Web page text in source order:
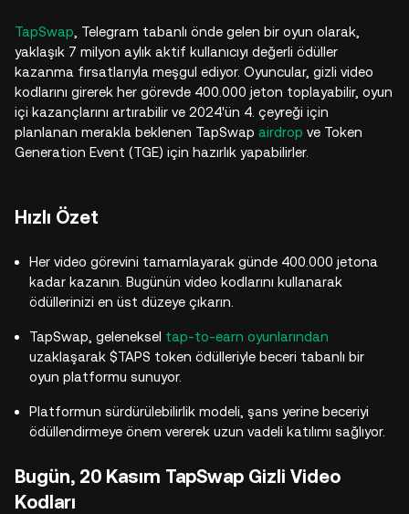
TapSwap , Telegram tabanlı önde gelen bir oyun olarak,
yaklaşık 7 milyon aylık aktif kullanıcıyı değerli ödüller
kazanma fırsatlarıyla meşgul ediyor. Oyuncular, gizli video
kodlarını girerek her görevde 400.000 jeton toplayabilir, oyun
içi kazançlarını artırabilir ve 2024'ün 4. çeyreği için
planlanan merakla beklenen TapSwap airdrop ve Token
Generation Event (TGE) için hazırlık yapabilirler.
Hızlı Özet
Her video görevini tamamlayarak günde 400.000 jetona
kadar kazanın. Bugünün video kodlarını kullanarak
ödüllerinizi en üst düzeye çıkarın.
TapSwap, geleneksel tap-to-earn oyunlarından
uzaklaşarak $TAPS token ödülleriyle beceri tabanlı bir
oyun platformu sunuyor.
Platformun sürdürülebilirlik modeli, şans yerine beceriyi
ödüllendirmeye önem vererek uzun vadeli katılımı sağlıyor.
Bugün, 20 Kasım TapSwap Gizli Video
Kodları